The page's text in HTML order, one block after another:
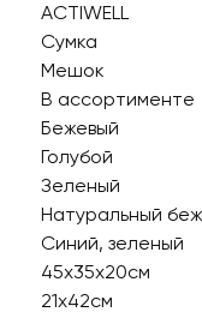
ACTIWELL
Сумка
Мешок
В ассортименте
Бежевый
Голубой
Зеленый
Натуральный
Синий, зеленый
45х35х20см
21х42см